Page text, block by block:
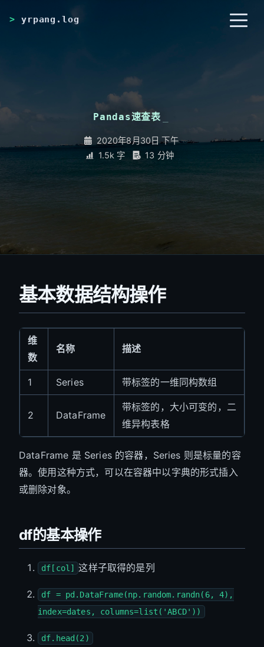
yrpang.log
搜索
Pandas速查表
2020年8月30日 下午
1.5k 字
13 分钟
基本数据结构操作
维
数
名称 描述
1 Series 带标签的一维同构数组
2 DataFrame
带标签的，大小可变的，二
维异构表格
DataFrame 是 Series 的容器，Series 则是标量的容
器。使用这种方式，可以在容器中以字典的形式插入
或删除对象。
df的基本操作
df[col] 这样子取得的是列
df = pd.DataFrame(np.random.randn(6, 4),
index=dates, columns=list('ABCD'))
df.head(2)